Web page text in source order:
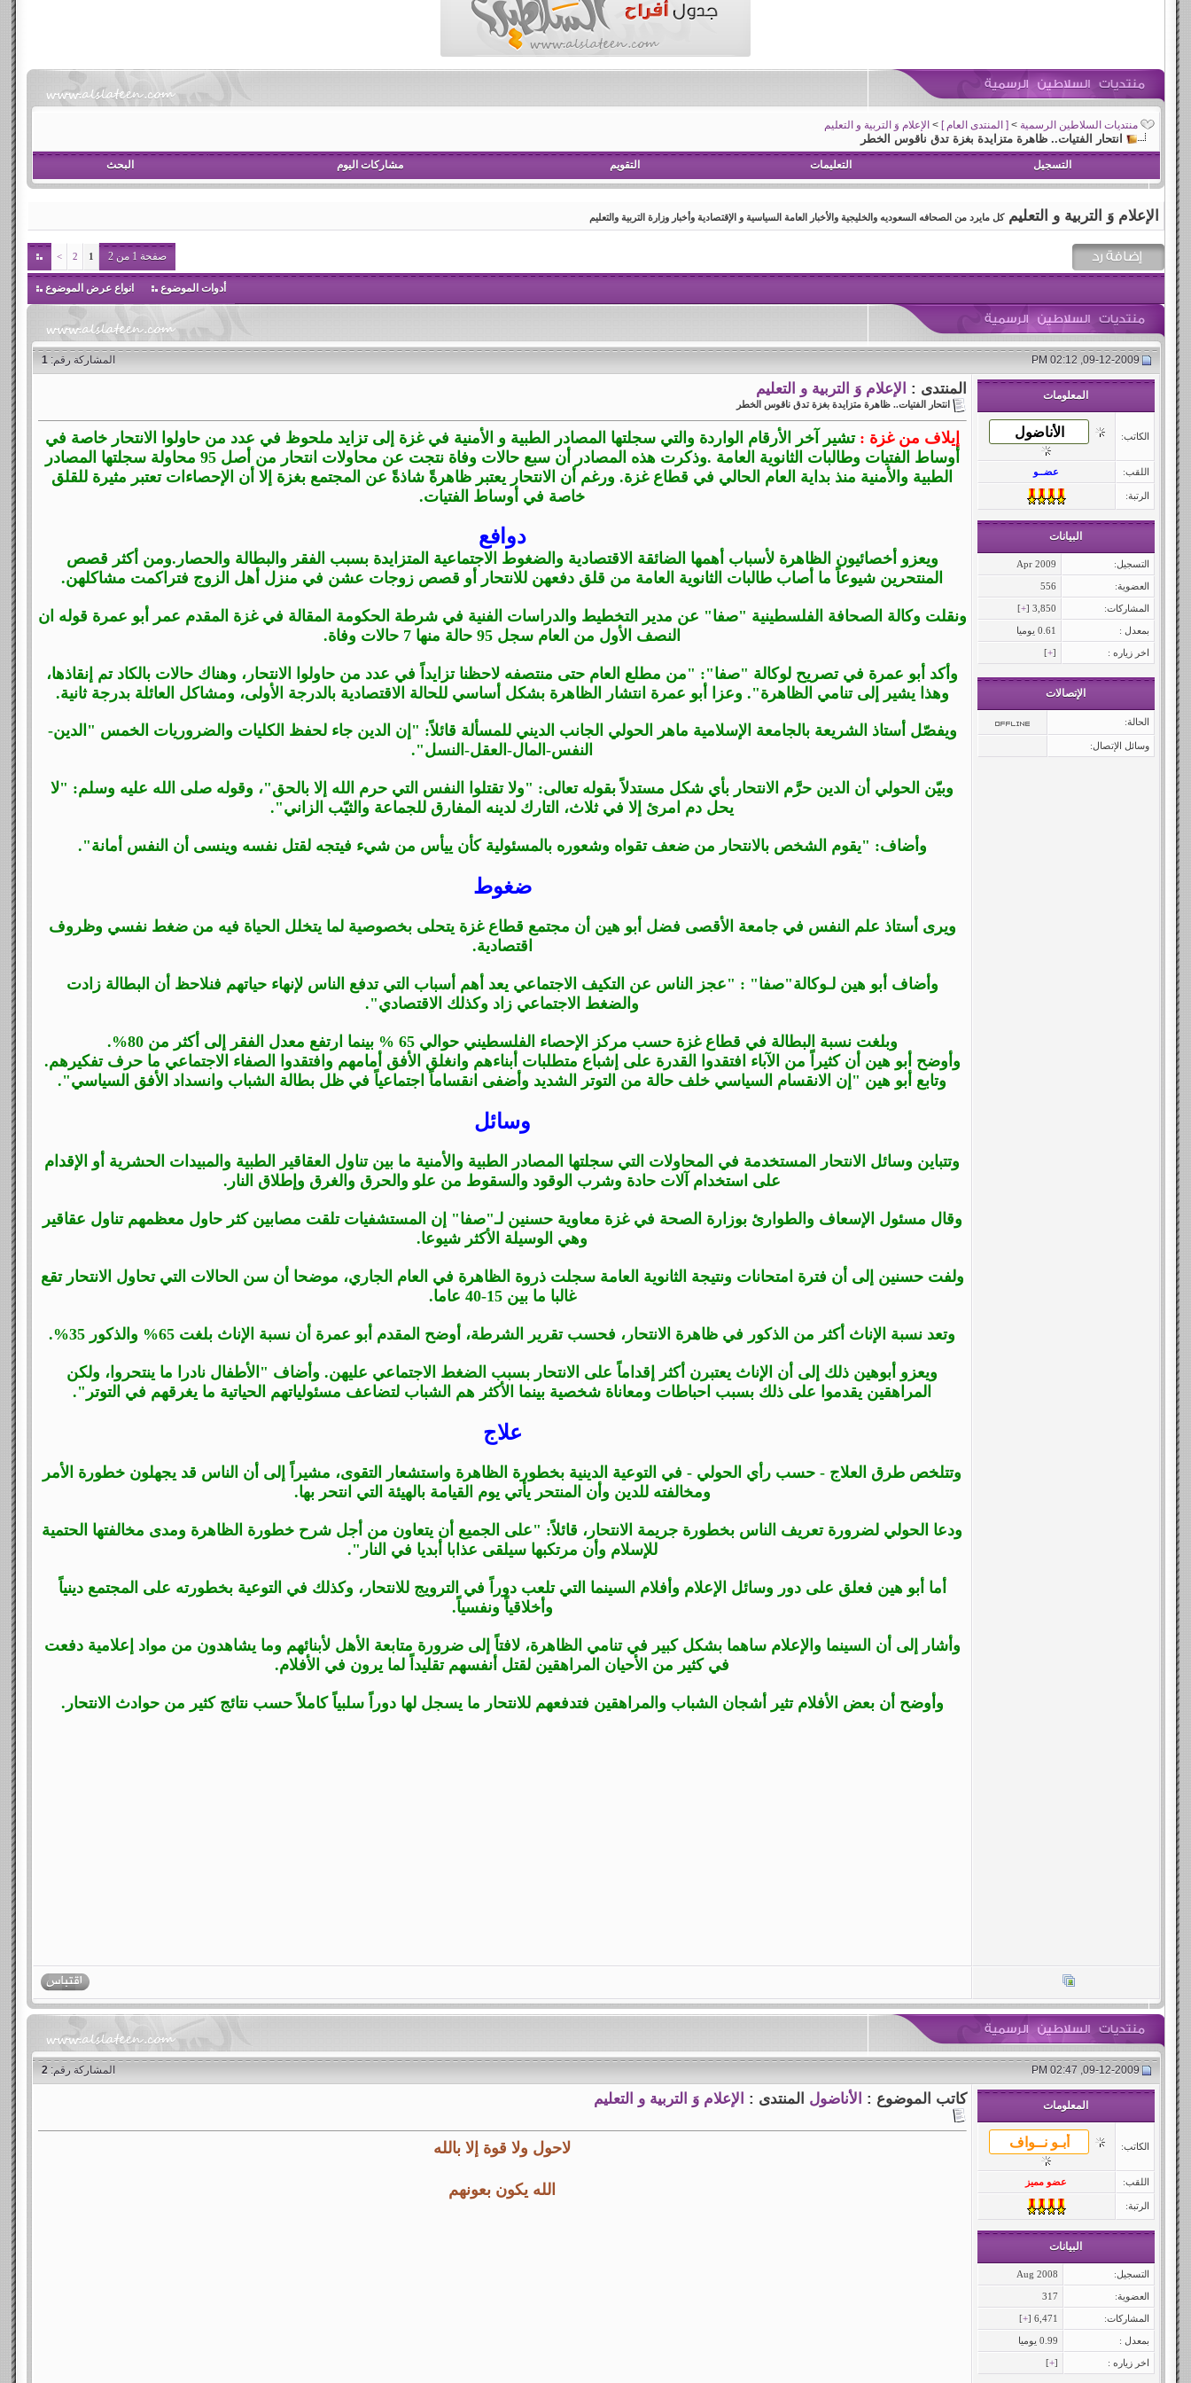
منتديات السلاطين الرسمية > [ المنتدى العام ] > الإعلام وَ التربية و التعليم
انتحار الفتيات.. ظاهرة متزايدة بغزة تدق ناقوس الخطر
التسجيل التعليمات التقويم مشاركات اليوم البحث
الإعلام وَ التربية و التعليم كل مايرد من الصحافه السعوديه والخليجية والأخبار العامة السياسية و الإقتصادية وأخبار وزارة التربية والتعليم
صفحة 1 من 2 1
2
>
أدوات الموضوع انواع عرض الموضوع
المشاركة رقم:1
المعلومات
الكاتب:
اللقب: عضــو
الرتبة:
البيانات
التسجيل: Apr 2009
العضوية: 556
المشاركات: 3,850 [
+
]
بمعدل : 0.61 يوميا
اخر زياره : [
+
]
الإتصالات
الحالة:
وسائل الإتصال:
المنتدى : الإعلام وَ التربية و التعليم
انتحار الفتيات.. ظاهرة متزايدة بغزة تدق ناقوس الخطر
إيلاف من غزة : تشير آخر الأرقام الواردة والتي سجلتها المصادر الطبية و الأمنية في غزة إلى تزايد ملحوظ في عدد من حاولوا الانتحار خاصة في
أوساط الفتيات وطالبات الثانوية العامة .وذكرت هذه المصادر أن سبع حالات وفاة نتجت عن محاولات انتحار من أصل 95 محاولة سجلتها المصادر
الطبية والأمنية منذ بداية العام الحالي في قطاع غزة. ورغم أن الانتحار يعتبر ظاهرةً شاذةً عن المجتمع بغزة إلا أن الإحصاءات تعتبر مثيرة للقلق
خاصة في أوساط الفتيات.
دوافع
ويعزو أخصائيون الظاهرة لأسباب أهمها الضائقة الاقتصادية والضغوط الاجتماعية المتزايدة بسبب الفقر والبطالة والحصار.ومن أكثر قصص
المنتحرين شيوعاً ما أصاب طالبات الثانوية العامة من قلق دفعهن للانتحار أو قصص زوجات عشن في منزل أهل الزوج فتراكمت مشاكلهن.
ونقلت وكالة الصحافة الفلسطينية "صفا" عن مدير التخطيط والدراسات الفنية في شرطة الحكومة المقالة في غزة المقدم عمر أبو عمرة قوله ان
النصف الأول من العام سجل 95 حالة منها 7 حالات وفاة.
وأكد أبو عمرة في تصريح لوكالة "صفا": "من مطلع العام حتى منتصفه لاحظنا تزايداً في عدد من حاولوا الانتحار، وهناك حالات بالكاد تم إنقاذها،
وهذا يشير إلى تنامي الظاهرة". وعزا أبو عمرة انتشار الظاهرة بشكل أساسي للحالة الاقتصادية بالدرجة الأولى، ومشاكل العائلة بدرجة ثانية.
ويفصّل أستاذ الشريعة بالجامعة الإسلامية ماهر الحولي الجانب الديني للمسألة قائلاً: "إن الدين جاء لحفظ الكليات والضروريات الخمس "الدين-
النفس-المال-العقل-النسل".
وبيّن الحولي أن الدين حرَّم الانتحار بأي شكل مستدلاً بقوله تعالى: "ولا تقتلوا النفس التي حرم الله إلا بالحق"، وقوله صلى الله عليه وسلم: "لا
يحل دم امرئ إلا في ثلاث، التارك لدينه المفارق للجماعة والثيّب الزاني".
وأضاف: "يقوم الشخص بالانتحار من ضعف تقواه وشعوره بالمسئولية كأن ييأس من شيء فيتجه لقتل نفسه وينسى أن النفس أمانة".
ضغوط
ويرى أستاذ علم النفس في جامعة الأقصى فضل أبو هين أن مجتمع قطاع غزة يتحلى بخصوصية لما يتخلل الحياة فيه من ضغط نفسي وظروف
اقتصادية.
وأضاف أبو هين لـوكالة"صفا" : "عجز الناس عن التكيف الاجتماعي يعد أهم أسباب التي تدفع الناس لإنهاء حياتهم فنلاحظ أن البطالة زادت
والضغط الاجتماعي زاد وكذلك الاقتصادي".
وبلغت نسبة البطالة في قطاع غزة حسب مركز الإحصاء الفلسطيني حوالي 65 % بينما ارتفع معدل الفقر إلى أكثر من 80%.
وأوضح أبو هين أن كثيراً من الآباء افتقدوا القدرة على إشباع متطلبات أبناءهم وانغلق الأفق أمامهم وافتقدوا الصفاء الاجتماعي ما حرف تفكيرهم.
وتابع أبو هين "إن الانقسام السياسي خلف حالة من التوتر الشديد وأضفى انقساماً اجتماعياً في ظل بطالة الشباب وانسداد الأفق السياسي".
وسائل
وتتباين وسائل الانتحار المستخدمة في المحاولات التي سجلتها المصادر الطبية والأمنية ما بين تناول العقاقير الطبية والمبيدات الحشرية أو الإقدام
على استخدام آلات حادة وشرب الوقود والسقوط من علو والحرق والغرق وإطلاق النار.
وقال مسئول الإسعاف والطوارئ بوزارة الصحة في غزة معاوية حسنين لـ"صفا" إن المستشفيات تلقت مصابين كثر حاول معظمهم تناول عقاقير
وهي الوسيلة الأكثر شيوعا.
ولفت حسنين إلى أن فترة امتحانات ونتيجة الثانوية العامة سجلت ذروة الظاهرة في العام الجاري، موضحا أن سن الحالات التي تحاول الانتحار تقع
غالبا ما بين 15-40 عاما.
وتعد نسبة الإناث أكثر من الذكور في ظاهرة الانتحار، فحسب تقرير الشرطة، أوضح المقدم أبو عمرة أن نسبة الإناث بلغت 65% والذكور 35%.
ويعزو أبوهين ذلك إلى أن الإناث يعتبرن أكثر إقداماً على الانتحار بسبب الضغط الاجتماعي عليهن. وأضاف "الأطفال نادرا ما ينتحروا، ولكن
المراهقين يقدموا على ذلك بسبب احباطات ومعاناة شخصية بينما الأكثر هم الشباب لتضاعف مسئولياتهم الحياتية ما يغرقهم في التوتر".
علاج
وتتلخص طرق العلاج - حسب رأي الحولي - في التوعية الدينية بخطورة الظاهرة واستشعار التقوى، مشيراً إلى أن الناس قد يجهلون خطورة الأمر
ومخالفته للدين وأن المنتحر يأتي يوم القيامة بالهيئة التي انتحر بها.
ودعا الحولي لضرورة تعريف الناس بخطورة جريمة الانتحار، قائلاً: "على الجميع أن يتعاون من أجل شرح خطورة الظاهرة ومدى مخالفتها الحتمية
للإسلام وأن مرتكبها سيلقى عذابا أبديا في النار".
أما أبو هين فعلق على دور وسائل الإعلام وأفلام السينما التي تلعب دوراً في الترويج للانتحار، وكذلك في التوعية بخطورته على المجتمع دينياً
وأخلاقياً ونفسياً.
وأشار إلى أن السينما والإعلام ساهما بشكل كبير في تنامي الظاهرة، لافتاً إلى ضرورة متابعة الأهل لأبنائهم وما يشاهدون من مواد إعلامية دفعت
في كثير من الأحيان المراهقين لقتل أنفسهم تقليداً لما يرون في الأفلام.
وأوضح أن بعض الأفلام تثير أشجان الشباب والمراهقين فتدفعهم للانتحار ما يسجل لها دوراً سلبياً كاملاً حسب نتائج كثير من حوادث الانتحار.
المشاركة رقم:2
المعلومات
الكاتب:
اللقب: عضو مميز
الرتبة:
البيانات
التسجيل: Aug 2008
العضوية: 317
المشاركات: 6,471 [
+
]
بمعدل : 0.99 يوميا
اخر زياره : [
+
]
كاتب الموضوع : الأناضول المنتدى : الإعلام وَ التربية و التعليم
لاحول ولا قوة إلا بالله
الله يكون بعونهم